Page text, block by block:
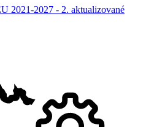
2021-2027 - 2. aktualizované